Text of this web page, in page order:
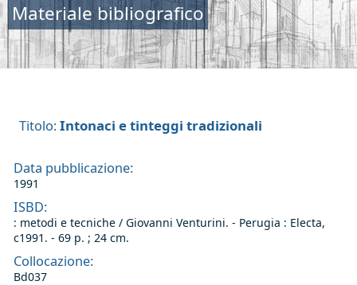
Materiale bibliografico
Titolo:Intonaci e tinteggi tradizionali
Data pubblicazione:
1991
ISBD:
: metodi e tecniche / Giovanni Venturini. - Perugia : Electa,
c1991. - 69 p. ; 24 cm.
Collocazione:
Bd037